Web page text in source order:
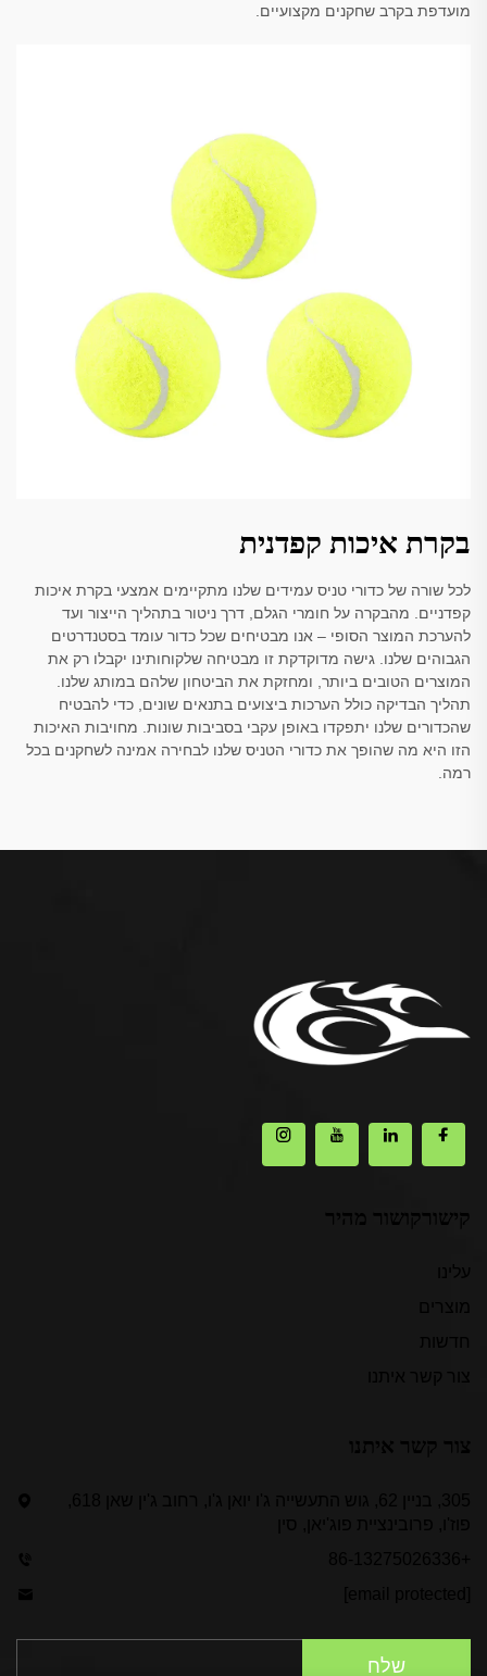
מועדפת בקרב שחקנים מקצועיים.
בקרת איכות קפדנית
לכל שורה של כדורי טניס עמידים שלנו מתקיימים אמצעי בקרת איכות
קפדניים. מהבקרה על חומרי הגלם, דרך ניטור בתהליך הייצור ועד
להערכת המוצר הסופי – אנו מבטיחים שכל כדור עומד בסטנדרטים
הגבוהים שלנו. גישה מדוקדקת זו מבטיחה שלקוחותינו יקבלו רק את
המוצרים הטובים ביותר, ומחזקת את הביטחון שלהם במותג שלנו.
תהליך הבדיקה כולל הערכות ביצועים בתנאים שונים, כדי להבטיח
שהכדורים שלנו יתפקדו באופן עקבי בסביבות שונות. מחויבות האיכות
הזו היא מה שהופך את כדורי הטניס שלנו לבחירה אמינה לשחקנים בכל
רמה.
קישורקושור מהיר
שלח